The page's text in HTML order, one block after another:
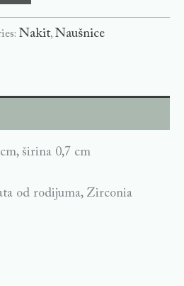
Nakit, Naušnice
širina 0,7 cm
od rodijuma, Zirconia